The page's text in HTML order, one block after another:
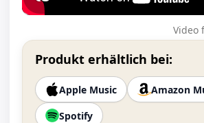
Video
Produkt erhältlich bei:
Apple Music
Amazon
Spotify